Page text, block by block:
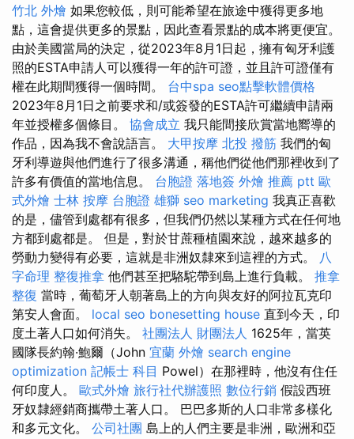
竹北 外燴 如果您較低，則可能希望在旅途中獲得更多地
點，這會提供更多的景點，因此查看景點的成本將更便宜。
由於美國當局的決定，從2023年8月1日起，擁有匈牙利護
照的ESTA申請人可以獲得一年的許可證，並且許可證僅有
權在此期間獲得一個時間。 台中spa seo點擊軟體價格
2023年8月1日之前要求和/或簽發的ESTA許可繼續申請兩
年並授權多個條目。 協會成立 我只能間接欣賞當地嚮導的
作品，因為我不會說語言。 大甲按摩 北投 撥筋 我們的匈
牙利導遊與他們進行了很多溝通，稱他們從他們那裡收到了
許多有價值的當地信息。 台胞證 落地簽 外燴 推薦 ptt 歐
式外燴 士林 按摩 台胞證 雄獅 seo marketing 我真正喜歡
的是，儘管到處都有很多，但我們仍然以某種方式在任何地
方都到處都是。 但是，對於甘蔗種植園來說，越來越多的
勞動力變得有必要，這就是非洲奴隸來到這裡的方式。 八
字命理 整復推拿 他們甚至把駱駝帶到島上進行負載。 推拿
整復 當時，葡萄牙人朝著島上的方向與友好的阿拉瓦克印
第安人會面。 local seo bonesetting house 直到今天，印
度土著人口如何消失。 社團法人 財團法人 1625年，當英
國隊長約翰·鮑爾（John 宜蘭 外燴 search engine
optimization 記帳士 科目 Powel）在那裡時，他沒有住任
何印度人。 歐式外燴 旅行社代辦護照 數位行銷 假設西班
牙奴隸經銷商攜帶土著人口。 巴巴多斯的人口非常多樣化
和多元文化。 公司社團 島上的人們主要是非洲，歐洲和亞